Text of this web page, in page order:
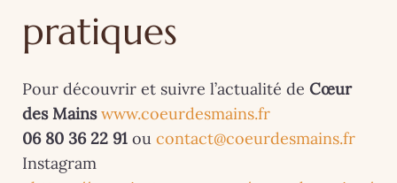
pratiques
Pour découvrir et suivre l’actualité de Cœur
des Mains www.coeurdesmains.fr
06 80 36 22 91 ou contact@coeurdesmains.fr
Instagram